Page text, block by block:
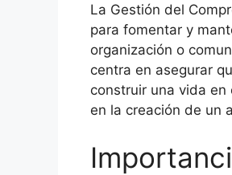
La Gestión del
para fomentar y
organización o
centra en asegurar
construir una vida
en la creación de un